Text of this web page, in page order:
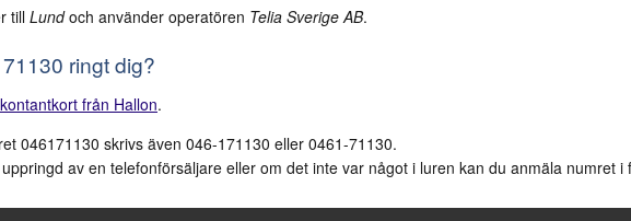
till Lundoch använder operatören Telia Sverige AB.
ringt dig?
från Hallon.
046171130 skrivs även 046-171130 eller 0461-71130.
av en telefonförsäljare eller om det inte var något i luren kan du anmäla numret i